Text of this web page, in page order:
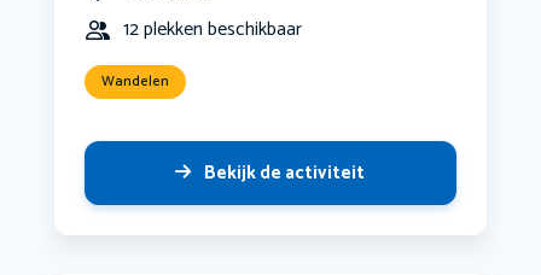
12 plekken beschikbaar
Wandelen
Bekijk de activiteit